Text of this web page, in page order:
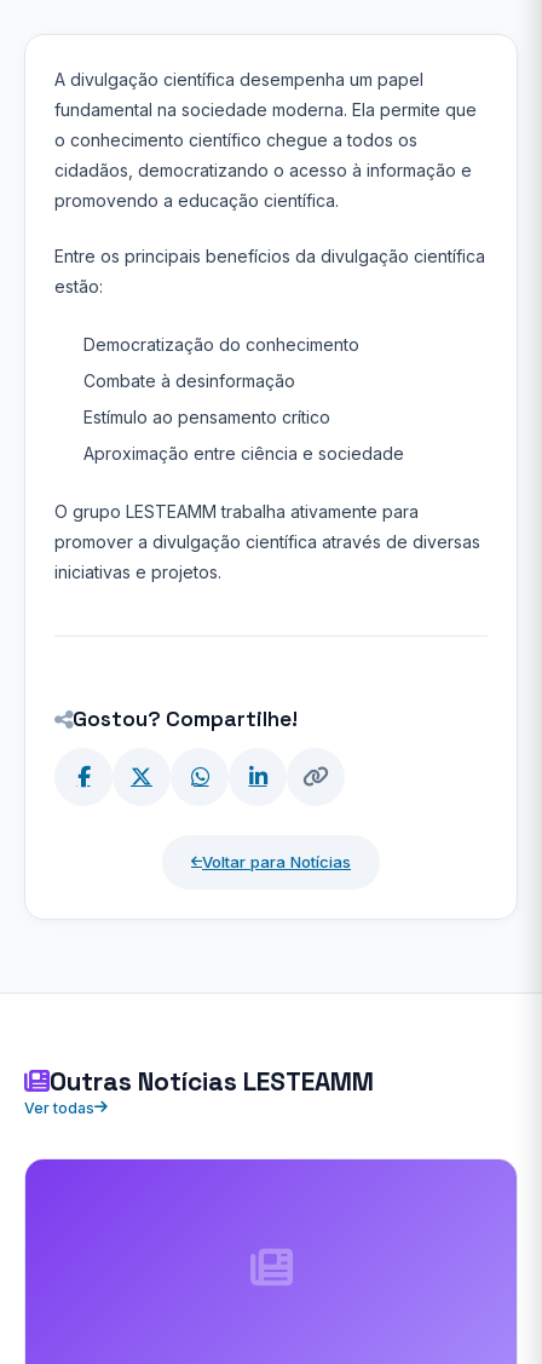
A divulgação científica desempenha um papel
fundamental na sociedade moderna. Ela permite que
o conhecimento científico chegue a todos os
cidadãos, democratizando o acesso à informação e
promovendo a educação científica.
Entre os principais benefícios da divulgação científica
estão:
Democratização do conhecimento
Combate à desinformação
Estímulo ao pensamento crítico
Aproximação entre ciência e sociedade
O grupo LESTEAMM trabalha ativamente para
promover a divulgação científica através de diversas
iniciativas e projetos.
Gostou? Compartilhe!
Voltar para Notícias
Outras Notícias LESTEAMM
Ver todas